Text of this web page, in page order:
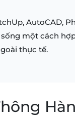
AutoCAD,
một cách
thực tế.